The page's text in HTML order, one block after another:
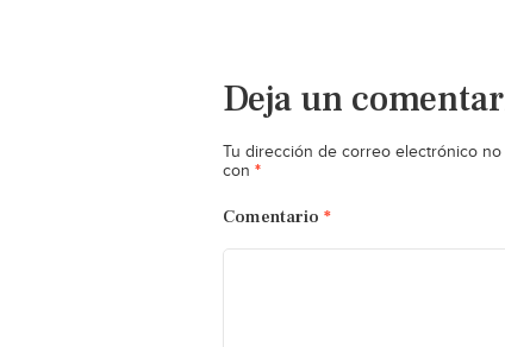
Deja un
Tu dirección de correo electrónico no
con *
Comentario *